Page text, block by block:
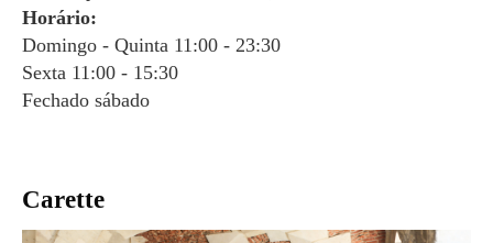
Horário:
Domingo - Quinta 11:00 - 23:30
Sexta 11:00 - 15:30
Fechado sábado
Carette